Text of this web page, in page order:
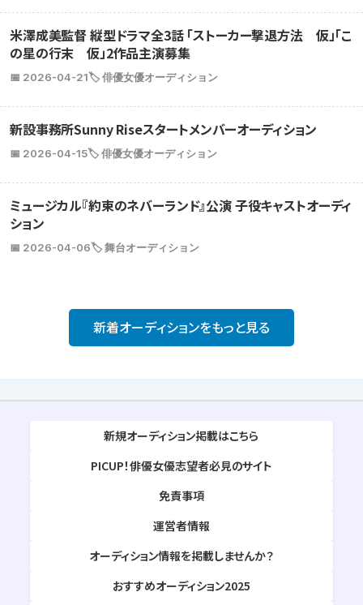
米澤成美監督 縦型ドラマ全3話 「ストーカー撃退方法 仮」「こ
の星の行末 仮」2作品主演募集
📅 2026-04-21🏷️ 俳優女優オーディション
新設事務所Sunny Riseスタートメンバーオーディション
📅 2026-04-15🏷️ 俳優女優オーディション
ミュージカル『約束のネバーランド』公演 子役キャストオーディ
ション
📅 2026-04-06🏷️ 舞台オーディション
新着オーディションをもっと見る
新規オーディション掲載はこちら
PICUP！俳優女優志望者必見のサイト
免責事項
運営者情報
オーディション情報を掲載しませんか？
おすすめオーディション2025